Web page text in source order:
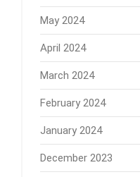
May 2024
April 2024
March 2024
February 2024
January 2024
December 2023